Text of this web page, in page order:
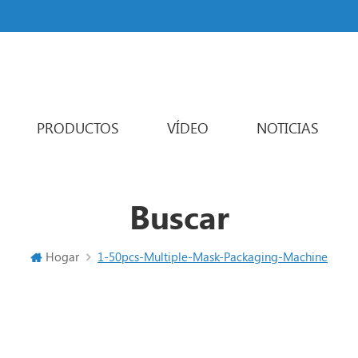
PRODUCTOS VÍDEO NOTICIAS
Buscar
Hogar 1-50pcs-Multiple-Mask-Packaging-Machine